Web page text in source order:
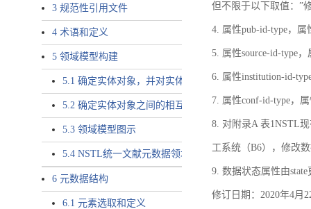
3 规范性引用文件
4 术语和定义
5 领域模型构建
5.1 确定实体对象，并对实体对象命名
5.2 确定实体对象之间的相互关系，定义实体对象之间的
5.3 领域模型图示
5.4 NSTL统一文献元数据领域模型的验证
6 元数据结构
6.1 元素选取和定义
但不限于以下取值：”
4. 属性pub-id-type，属
5. 属性source-id-type
6. 属性institution-id-
7. 属性conf-id-type，
8. 对附录A 表1NSTL
工系统（B6），修改
9. 数据状态属性由state
修订日期：2020年4月